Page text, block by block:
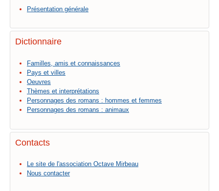
Présentation générale
Dictionnaire
Familles, amis et connaissances
Pays et villes
Oeuvres
Thèmes et interprétations
Personnages des romans : hommes et femmes
Personnages des romans : animaux
Contacts
Le site de l'association Octave Mirbeau
Nous contacter